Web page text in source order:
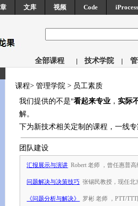
文库 视频 Code iProcess
全部课程 | 技术学院 |
课程> 管理学院 > 员工素质
我们提供的不是"看起来专业 ，实际
解。
下为新技术相关定制的课程，一线
团队建设
汇报展示与演讲 Robert 老师 ，曾任惠普
问题解决与决策技巧 张锡民教授，现任北
《问题分析与解决》 罗彬 老师 ，PTT/